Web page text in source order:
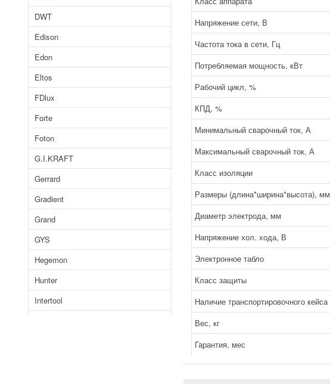
DWT
Edison
Edon
Eltos
FDlux
Forte
Foton
G.I.KRAFT
Gerrard
Gradient
Grand
GYS
Hegemon
Hunter
Intertool
Напряжение сети, В
Частота тока в сети, Гц
Потребляемая мощность, кВт
Рабочий цикл, %
КПД, %
Минимальный сварочный ток, А
Максимальный сварочный ток, А
Класс изоляции
Размеры (длина*ширина*высота), мм
Диаметр электрода, мм
Напряжение хол. хода, В
Электронное табло
Класс защиты
Наличие транспортировочного кейса
Вес, кг
Гарантия, мес